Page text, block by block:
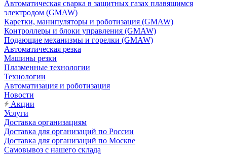
Автоматическая сварка в защитных газах плавящимся
электродом (GMAW)
Каретки, манипуляторы и роботизация (GMAW)
Контроллеры и блоки управления (GMAW)
Подающие механизмы и горелки (GMAW)
Автоматическая резка
Машины резки
Плазменные технологии
Технологии
Автоматизация и роботизация
Новости
Акции
Услуги
Доставка организациям
Доставка для организаций по России
Доставка для организаций по Москве
Самовывоз с нашего склада